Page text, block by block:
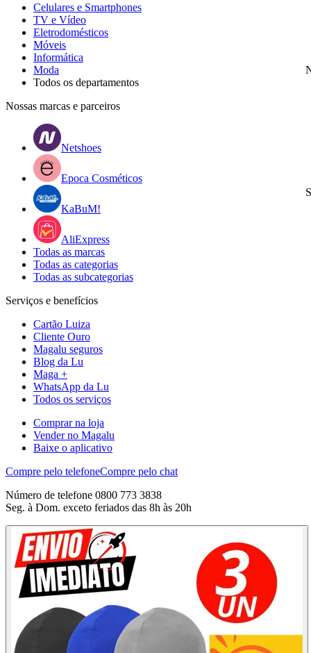
Celulares e Smartphones
TV e Vídeo
Eletrodomésticos
Móveis
Informática
Moda
Todos os departamentos
Nossas marcas e parceiros
Netshoes
Epoca Cosméticos
KaBuM!
AliExpress
Todas as marcas
Todas as categorias
Todas as subcategorias
Serviços e benefícios
Cartão Luiza
Cliente Ouro
Magalu seguros
Blog da Lu
Maga +
WhatsApp da Lu
Todos os serviços
Comprar na loja
Vender no Magalu
Baixe o aplicativo
Compre pelo telefoneCompre pelo chat
Número de telefone 0800 773 3838
Seg. à Dom. exceto feriados das 8h às 20h